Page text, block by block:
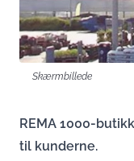
Skærmbillede
REMA 1000-
til kunderne.